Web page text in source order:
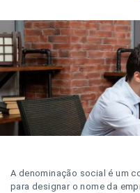
A denominação social é um
para designar o nome da